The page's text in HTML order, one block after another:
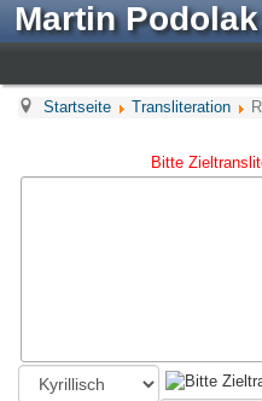
Martin Podolak
Startseite Transliteration
Bitte